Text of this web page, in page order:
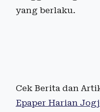
yang berlaku.
Cek Berita dan
Epaper Harian